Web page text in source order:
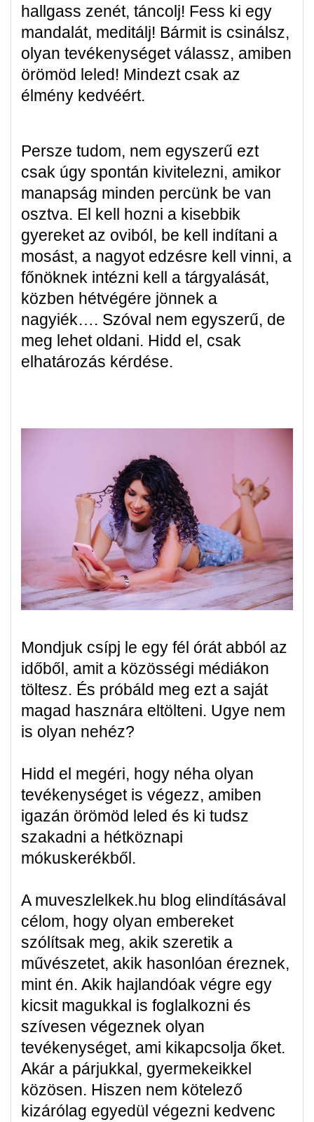
hallgass zenét, táncolj! Fess ki egy
mandalát, meditálj! Bármit is csinálsz,
olyan tevékenységet válassz, amiben
örömöd leled! Mindezt csak az
élmény kedvéért.
Persze tudom, nem egyszerű ezt
csak úgy spontán kivitelezni, amikor
manapság minden percünk be van
osztva. El kell hozni a kisebbik
gyereket az oviból, be kell indítani a
mosást, a nagyot edzésre kell vinni, a
főnöknek intézni kell a tárgyalását,
közben hétvégére jönnek a
nagyiék…. Szóval nem egyszerű, de
meg lehet oldani. Hidd el, csak
elhatározás kérdése.
Mondjuk csípj le egy fél órát abból az
időből, amit a közösségi médiákon
töltesz. És próbáld meg ezt a saját
magad hasznára eltölteni. Ugye nem
is olyan nehéz?
Hidd el megéri, hogy néha olyan
tevékenységet is végezz, amiben
igazán örömöd leled és ki tudsz
szakadni a hétköznapi
mókuskerékből.
A muveszlelkek.hu blog elindításával
célom, hogy olyan embereket
szólítsak meg, akik szeretik a
művészetet, akik hasonlóan éreznek,
mint én. Akik hajlandóak végre egy
kicsit magukkal is foglalkozni és
szívesen végeznek olyan
tevékenységet, ami kikapcsolja őket.
Akár a párjukkal, gyermekeikkel
közösen. Hiszen nem kötelező
kizárólag egyedül végezni kedvenc